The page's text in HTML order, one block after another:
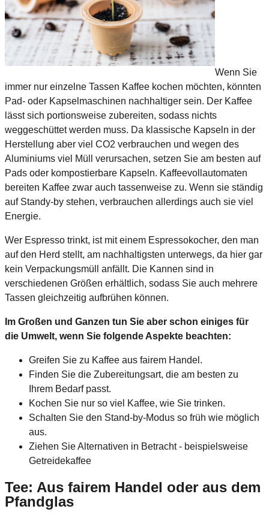
Wenn Sie
immer nur einzelne Tassen Kaffee kochen möchten, könnten
Pad- oder Kapselmaschinen nachhaltiger sein. Der Kaffee
lässt sich portionsweise zubereiten, sodass nichts
weggeschüttet werden muss. Da klassische Kapseln in der
Herstellung aber viel CO2 verbrauchen und wegen des
Aluminiums viel Müll verursachen, setzen Sie am besten auf
Pads oder kompostierbare Kapseln. Kaffeevollautomaten
bereiten Kaffee zwar auch tassenweise zu. Wenn sie ständig
auf Standy-by stehen, verbrauchen allerdings auch sie viel
Energie.
Wer Espresso trinkt, ist mit einem Espressokocher, den man
auf den Herd stellt, am nachhaltigsten unterwegs, da hier gar
kein Verpackungsmüll anfällt. Die Kannen sind in
verschiedenen Größen erhältlich, sodass Sie auch mehrere
Tassen gleichzeitig aufbrühen können.
Im Großen und Ganzen tun Sie aber schon einiges für
die Umwelt, wenn Sie folgende Aspekte beachten:
Greifen Sie zu Kaffee aus fairem Handel.
Finden Sie die Zubereitungsart, die am besten zu
Ihrem Bedarf passt.
Kochen Sie nur so viel Kaffee, wie Sie trinken.
Schalten Sie den Stand-by-Modus so früh wie möglich
aus.
Ziehen Sie Alternativen in Betracht - beispielsweise
Getreidekaffee
Tee: Aus fairem Handel oder aus dem
Pfandglas